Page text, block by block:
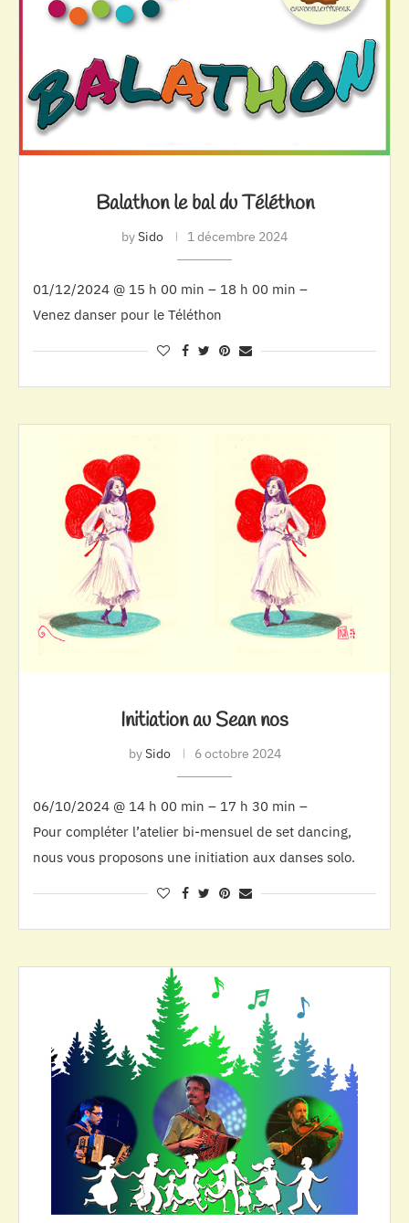
Balathon le bal du Téléthon
bySido 1 décembre 2024
01/12/2024 @ 15 h 00 min – 18 h 00 min –
Venez danser pour le Téléthon
Initiation au Sean nos
bySido 6 octobre 2024
06/10/2024 @ 14 h 00 min – 17 h 30 min –
Pour compléter l’atelier bi-mensuel de set dancing,
nous vous proposons une initiation aux danses solo.